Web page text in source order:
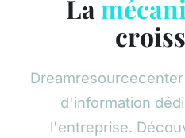
La
d'information
l'entreprise.